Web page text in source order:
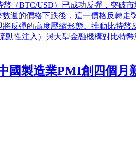
（BTC/USD）已成功反彈，突破
週的價格下跌後，這一價格反轉
反彈的高度壓縮形態。推動比特
性注入）與大型金融機構對比特
國製造業PMI創四個月